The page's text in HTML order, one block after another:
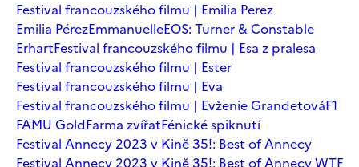
Festival francouzského filmu | Emilia Perez
Emilia PérezEmmanuelleEOS: Turner & Constable
ErhartFestival francouzského filmu | Esa z pralesa
Festival francouzského filmu | Ester
Festival francouzského filmu | Eva
Festival francouzského filmu | Evženie GrandetováF1
FAMU GoldFarma zvířatFénické spiknutí
Festival Annecy 2023 v Kině 35!: Best of Annecy
Festival Annecy 2023 v Kině 35!: Best of Annecy WTF